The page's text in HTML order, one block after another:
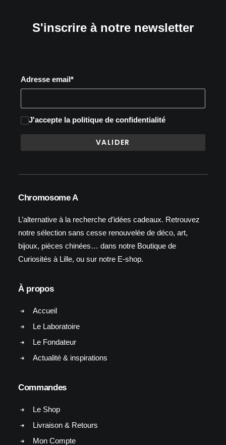
S'inscrire à notre newsletter
Adresse email*
J'accepte la politique de confidentialité
Chromosome A
L’alternative à la recherche d’idées cadeaux. Retrouvez
notre sélection sans cesse renouvelée de déco, art,
bijoux, pièces chinées… dans notre Boutique de
Curiosités à Lille, ou sur notre E-shop.
À propos
Accueil
Le Laboratoire
Le Fondateur
Actualité & inspirations
Commandes
Le Shop
Livraison & Retours
Mon Compte